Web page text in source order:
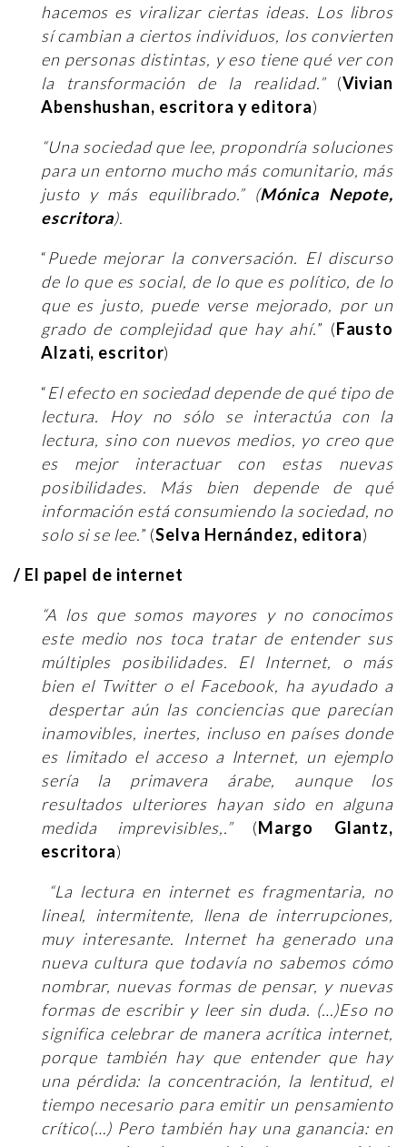
hacemos es viralizar ciertas ideas. Los libros
sí cambian a ciertos individuos, los convierten
en personas distintas, y eso tiene qué ver con
la transformación de la realidad.” (Vivian
Abenshushan, escritora y editora)
“Una sociedad que lee, propondría soluciones
para un entorno mucho más comunitario, más
justo y más equilibrado.” (Mónica Nepote,
escritora).
“Puede mejorar la conversación. El discurso
de lo que es social, de lo que es político, de lo
que es justo, puede verse mejorado, por un
grado de complejidad que hay ahí.” (Fausto
Alzati, escritor)
“El efecto en sociedad depende de qué tipo de
lectura. Hoy no sólo se interactúa con la
lectura, sino con nuevos medios, yo creo que
es mejor interactuar con estas nuevas
posibilidades. Más bien depende de qué
información está consumiendo la sociedad, no
solo si se lee.” (Selva Hernández, editora)
/ El papel de internet
“A los que somos mayores y no conocimos
este medio nos toca tratar de entender sus
múltiples posibilidades. El Internet, o más
bien el Twitter o el Facebook, ha ayudado a
despertar aún las conciencias que parecían
inamovibles, inertes, incluso en países donde
es limitado el acceso a Internet, un ejemplo
sería la primavera árabe, aunque los
resultados ulteriores hayan sido en alguna
medida imprevisibles,.” (Margo Glantz,
escritora)
“La lectura en internet es fragmentaria, no
lineal, intermitente, llena de interrupciones,
muy interesante. Internet ha generado una
nueva cultura que todavía no sabemos cómo
nombrar, nuevas formas de pensar, y nuevas
formas de escribir y leer sin duda. (…)Eso no
significa celebrar de manera acrítica internet,
porque también hay que entender que hay
una pérdida: la concentración, la lentitud, el
tiempo necesario para emitir un pensamiento
crítico(…) Pero también hay una ganancia: en